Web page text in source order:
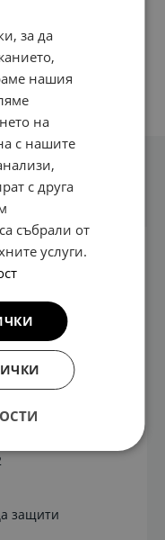
JSON
P
на стена
който
4G
(опция)
за
защити
за да
нашия
на
с нашите
с друга
събрали от
услуги.